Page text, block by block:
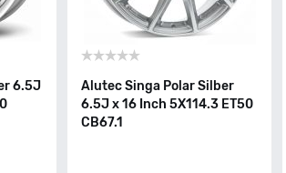
6.5J
Alutec Singa Polar Silber
6.5J x 16 Inch 5X114.3 ET50
CB67.1